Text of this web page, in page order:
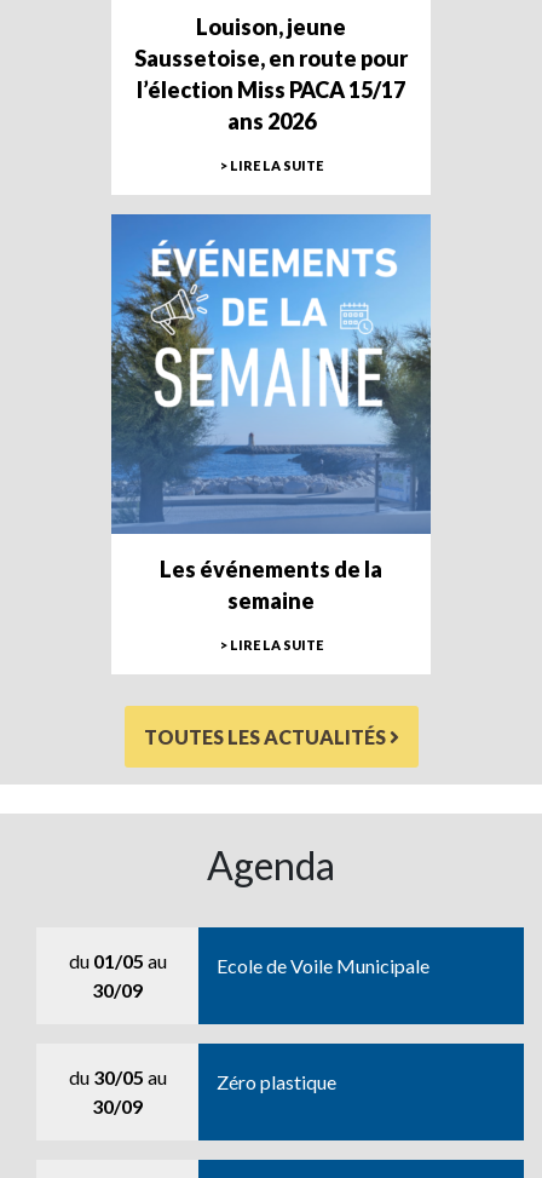
Louison, jeune
Saussetoise, en route pour
l’élection Miss PACA 15/17
ans 2026
> LIRE LA SUITE
Les événements de la
semaine
> LIRE LA SUITE
TOUTES LES ACTUALITÉS
Agenda
du 01/05 au
30/09
Ecole de Voile Municipale
du 30/05 au
30/09
Zéro plastique